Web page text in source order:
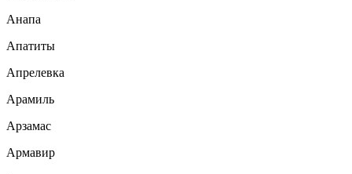
Анапа
Апатиты
Апрелевка
Арамиль
Арзамас
Армавир